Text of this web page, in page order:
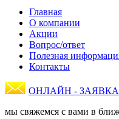
Главная
О компании
Акции
Вопрос/ответ
Полезная
Контакты
ОНЛАЙН - ЗАЯВКА
мы свяжемся с вами в